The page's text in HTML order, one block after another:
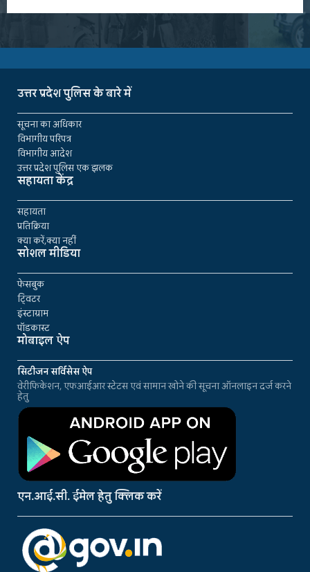
उत्तर प्रदेश पुलिस के बारे में
सूचना का अधिकार
विभागीय परिपत्र
विभागीय आदेश
उत्तर प्रदेश पुलिस एक झलक
सहायता केंद्र
सहायता
प्रतिक्रिया
क्या करें,क्या नहीं
सोशल मीडिया
फेसबुक
ट्विटर
इंस्टाग्राम
पॉडकास्ट
मोबाइल ऐप
सिटीजन सर्विसेस ऐप
वेरीफिकेशन, एफआईआर स्टेटस एवं सामान खोने की सूचना ऑनलाइन दर्ज करने
हेतु
एन.आई.सी. ईमेल हेतु क्लिक करें